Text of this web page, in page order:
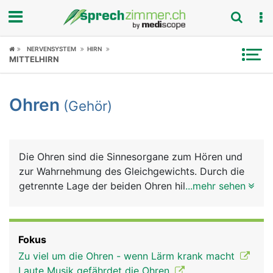
Fokus
Symptome
News
Rubriken
NERVENSYSTEM HIRN
MITTELHIRN
Ohren (Gehör)
Die Ohren sind die Sinnesorgane zum Hören und
zur Wahrnehmung des Gleichgewichts. Durch die
getrennte Lage der beiden Ohren hilft das Gehör
Ohrmuschel, die aus Haut, Knorpel und
Fettgewebe besteht - dient zur Aufnahme und
...mehr sehen
Fokus
Zu viel um die Ohren - wenn Lärm krank macht
Laute Musik gefährdet die Ohren